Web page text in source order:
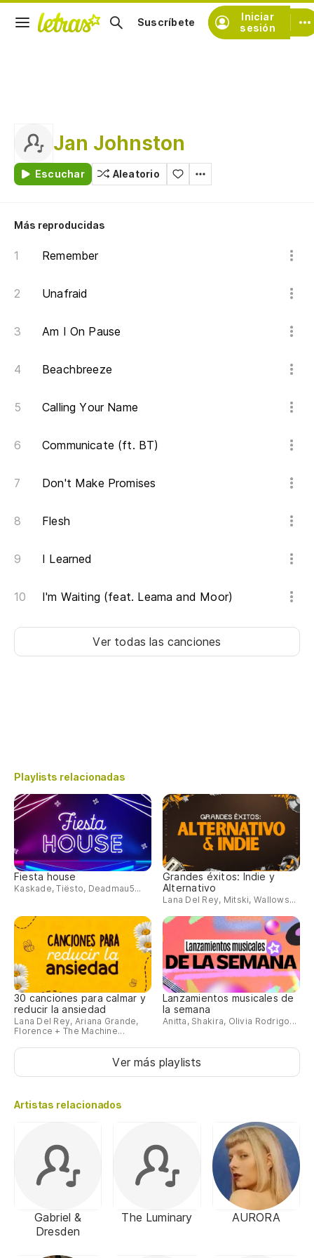
Iniciar
sesión
Suscríbete
Jan Johnston
Escuchar Aleatorio
Más reproducidas
Remember
Unafraid
Am I On Pause
Beachbreeze
Calling Your Name
Communicate (ft. BT)
Don't Make Promises
Flesh
I Learned
I'm Waiting (feat. Leama and Moor)
Ver todas las canciones
Playlists relacionadas
Fiesta house
Kaskade, Tiësto, Deadmau5...
Grandes éxitos: Indie y
Alternativo
Lana Del Rey, Mitski, Wallows...
30 canciones para calmar y
reducir la ansiedad
Lana Del Rey, Ariana Grande,
Florence + The Machine...
Lanzamientos musicales de
la semana
Anitta, Shakira, Olivia Rodrigo...
Ver más playlists
Artistas relacionados
Gabriel &
Dresden
The Luminary AURORA